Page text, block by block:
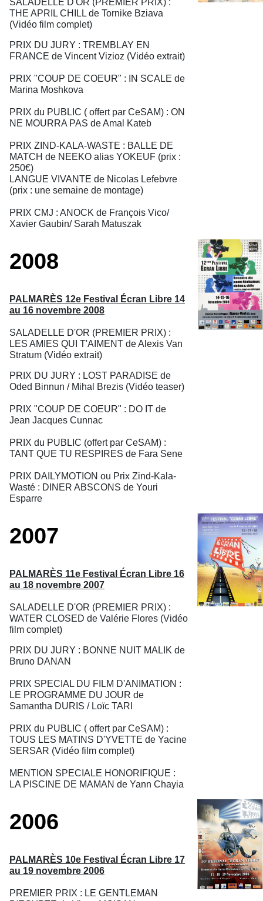
SALADELLE D'OR (PREMIER PRIX) :
THE APRIL CHILL de Tornike Bziava
(Vidéo film complet)
PRIX DU JURY : TREMBLAY EN
FRANCE de Vincent Vizioz (Vidéo extrait)
PRIX "COUP DE COEUR" : IN SCALE de
Marina Moshkova
PRIX du PUBLIC ( offert par CeSAM) : ON
NE MOURRA PAS de Amal Kateb
PRIX ZIND-KALA-WASTE : BALLE DE
MATCH de NEEKO alias YOKEUF (prix :
250€)
LANGUE VIVANTE de Nicolas Lefebvre
(prix : une semaine de montage)
PRIX CMJ : ANOCK de François Vico/
Xavier Gaubin/ Sarah Matuszak
2008
PALMARÈS 12e Festival Écran Libre 14
au 16 novembre 2008
SALADELLE D'OR (PREMIER PRIX) :
LES AMIES QUI T'AIMENT de Alexis Van
Stratum (Vidéo extrait)
PRIX DU JURY : LOST PARADISE de
Oded Binnun / Mihal Brezis (Vidéo teaser)
PRIX "COUP DE COEUR" : DO IT de
Jean Jacques Cunnac
PRIX du PUBLIC (offert par CeSAM) :
TANT QUE TU RESPIRES de Fara Sene
PRIX DAILYMOTION ou Prix Zind-Kala-
Wasté : DINER ABSCONS de Youri
Esparre
2007
PALMARÈS 11e Festival Écran Libre 16
au 18 novembre 2007
SALADELLE D'OR (PREMIER PRIX) :
WATER CLOSED de Valérie Flores (Vidéo
film complet)
PRIX DU JURY : BONNE NUIT MALIK de
Bruno DANAN
PRIX SPECIAL DU FILM D'ANIMATION :
LE PROGRAMME DU JOUR de
Samantha DURIS / Loïc TARI
PRIX du PUBLIC ( offert par CeSAM) :
TOUS LES MATINS D'YVETTE de Yacine
SERSAR (Vidéo film complet)
MENTION SPECIALE HONORIFIQUE :
LA PISCINE DE MAMAN de Yann Chayia
2006
PALMARÈS 10e Festival Écran Libre 17
au 19 novembre 2006
PREMIER PRIX : LE GENTLEMAN